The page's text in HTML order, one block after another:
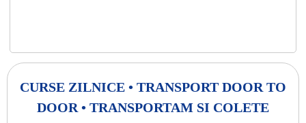
CURSE ZILNICE • TRANSPORT DOOR TO
DOOR • TRANSPORTAM SI COLETE